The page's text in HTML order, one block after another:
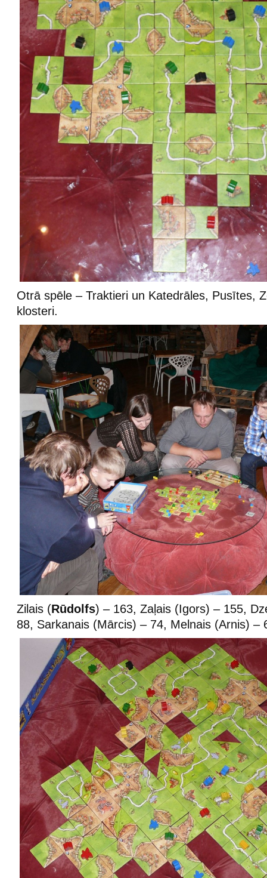
Otrā spēle – Traktieri un Katedrāles, Pusītes,
klosteri.
Zilais (Rūdolfs) – 163, Zaļais (Igors) – 155,
88, Sarkanais (Mārcis) – 74, Melnais (Arnis) –